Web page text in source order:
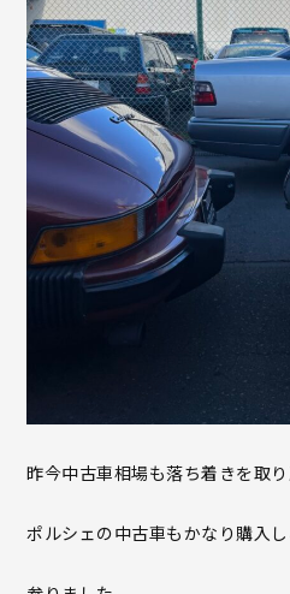
昨今中古車相場も落ち着きを取
ポルシェの中古車もかなり購入